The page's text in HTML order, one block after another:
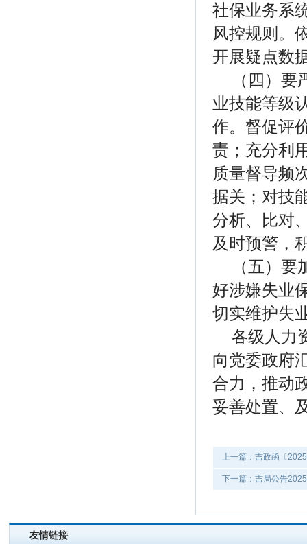
社保业务系
风控规则。
开展疑点数
（四）
业技能等级
作。督促评
责；充分利
质量督导频
据关；对技
分析、比对
及时预警，
（五）
好涉嫌失业
切实维护失
各级人力
向党委政府
合力，推动
妥善处置、
上一篇：吉政函〔
下一篇：吉局公告
友情链接